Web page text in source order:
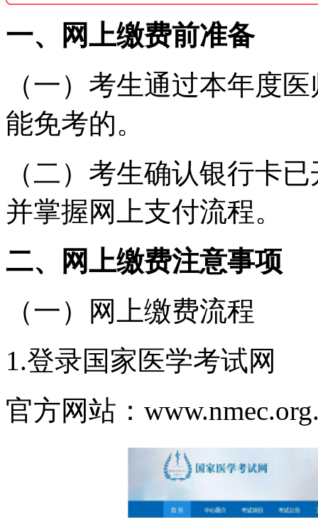
一、网上缴费前准备
（一）考生通过本年度
能免考的。
（二）考生确认银行卡
并掌握网上支付流程。
二、网上缴费注意事项
（一）网上缴费流程
1.登录国家医学考试网
官方网站：